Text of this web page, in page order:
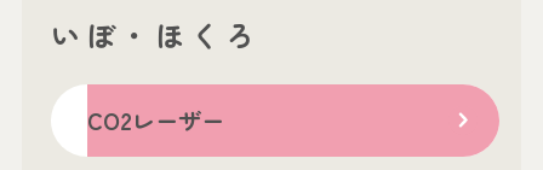
いぼ・ほくろ
CO2レーザー